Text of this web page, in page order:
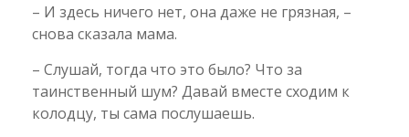
– И здесь ничего нет, она даже не грязная, –
снова сказала мама.
– Слушай, тогда что это было? Что за
таинственный шум? Давай вместе сходим к
колодцу, ты сама послушаешь.